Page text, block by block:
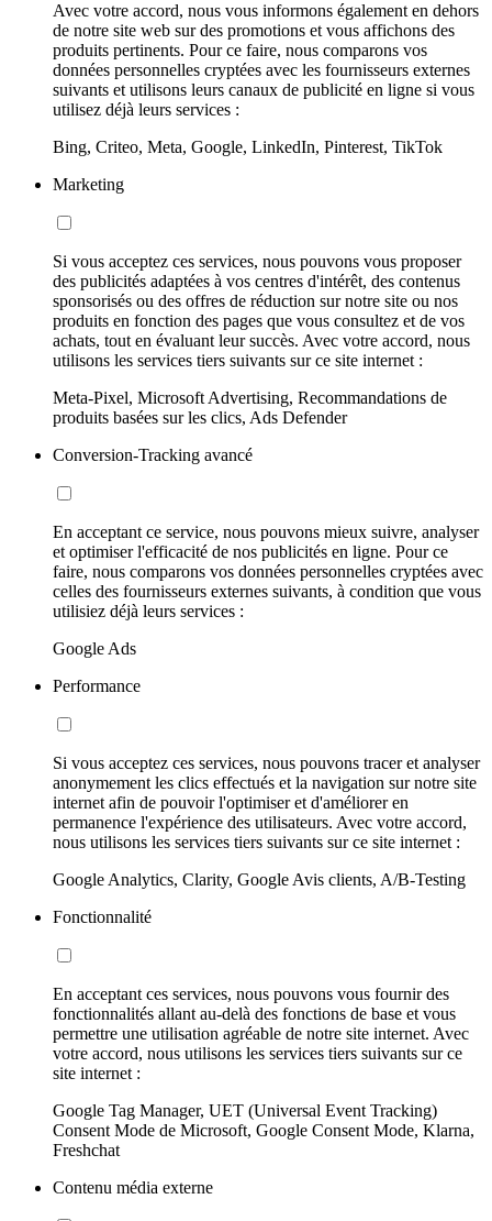
Avec votre accord, nous vous informons également en dehors
de notre site web sur des promotions et vous affichons des
produits pertinents. Pour ce faire, nous comparons vos
données personnelles cryptées avec les fournisseurs externes
suivants et utilisons leurs canaux de publicité en ligne si vous
utilisez déjà leurs services :
Bing, Criteo, Meta, Google, LinkedIn, Pinterest, TikTok
Marketing
Si vous acceptez ces services, nous pouvons vous proposer
des publicités adaptées à vos centres d'intérêt, des contenus
sponsorisés ou des offres de réduction sur notre site ou nos
produits en fonction des pages que vous consultez et de vos
achats, tout en évaluant leur succès. Avec votre accord, nous
utilisons les services tiers suivants sur ce site internet :
Meta-Pixel, Microsoft Advertising, Recommandations de
produits basées sur les clics, Ads Defender
Conversion-Tracking avancé
En acceptant ce service, nous pouvons mieux suivre, analyser
et optimiser l'efficacité de nos publicités en ligne. Pour ce
faire, nous comparons vos données personnelles cryptées avec
celles des fournisseurs externes suivants, à condition que vous
utilisiez déjà leurs services :
Google Ads
Performance
Si vous acceptez ces services, nous pouvons tracer et analyser
anonymement les clics effectués et la navigation sur notre site
internet afin de pouvoir l'optimiser et d'améliorer en
permanence l'expérience des utilisateurs. Avec votre accord,
nous utilisons les services tiers suivants sur ce site internet :
Google Analytics, Clarity, Google Avis clients, A/B-Testing
Fonctionnalité
En acceptant ces services, nous pouvons vous fournir des
fonctionnalités allant au-delà des fonctions de base et vous
permettre une utilisation agréable de notre site internet. Avec
votre accord, nous utilisons les services tiers suivants sur ce
site internet :
Google Tag Manager, UET (Universal Event Tracking)
Consent Mode de Microsoft, Google Consent Mode, Klarna,
Freshchat
Contenu média externe